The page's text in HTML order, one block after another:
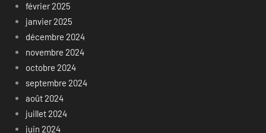
février 2025
janvier 2025
décembre 2024
novembre 2024
octobre 2024
septembre 2024
août 2024
juillet 2024
juin 2024